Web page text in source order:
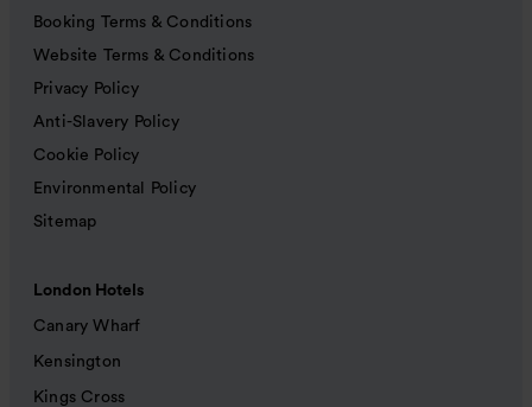
Booking Terms & Conditions
Website Terms & Conditions
Privacy Policy
Anti-Slavery Policy
Cookie Policy
Environmental Policy
Sitemap
London Hotels
Canary Wharf
Kensington
Kings Cross